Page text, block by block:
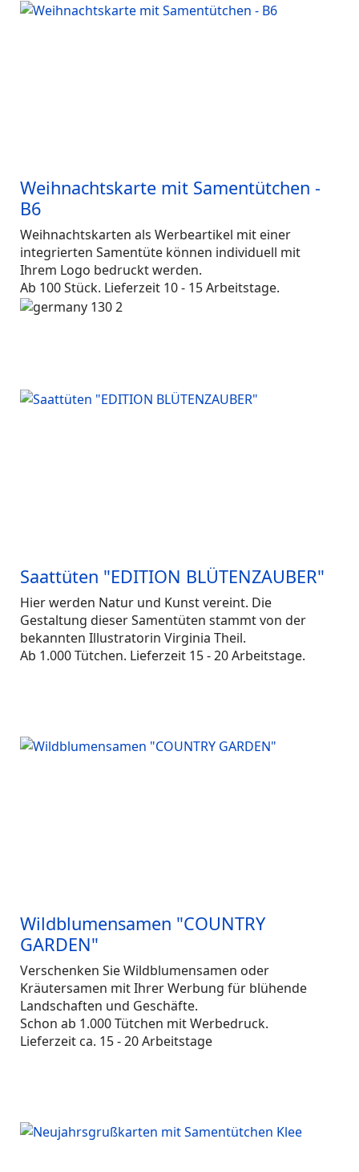
Weihnachtskarte mit Samentütchen -
B6
Weihnachtskarten als Werbeartikel mit einer
integrierten Samentüte können individuell mit
Ihrem Logo bedruckt werden.
Ab 100 Stück. Lieferzeit 10 - 15 Arbeitstage.
Saattüten "EDITION BLÜTENZAUBER"
Hier werden Natur und Kunst vereint. Die
Gestaltung dieser Samentüten stammt von der
bekannten Illustratorin Virginia Theil.
Ab 1.000 Tütchen. Lieferzeit 15 - 20 Arbeitstage.
Wildblumensamen "COUNTRY
GARDEN"
Verschenken Sie Wildblumensamen oder
Kräutersamen mit Ihrer Werbung für blühende
Landschaften und Geschäfte.
Schon ab 1.000 Tütchen mit Werbedruck.
Lieferzeit ca. 15 - 20 Arbeitstage